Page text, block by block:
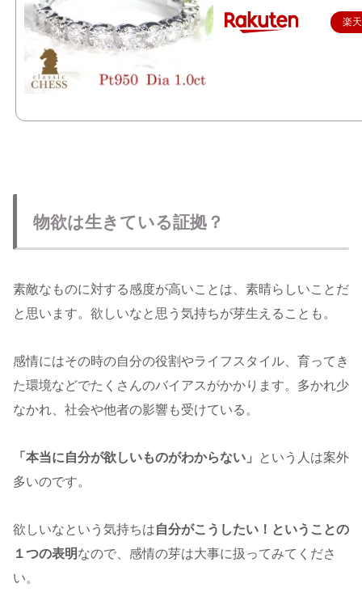
楽
物欲は生きている証拠？
素敵なものに対する感度が高いことは、素晴らしいことだ
と思います。欲しいなと思う気持ちが芽生えることも。
感情にはその時の自分の役割やライフスタイル、育ってき
た環境などでたくさんのバイアスがかかります。多かれ少
なかれ、社会や他者の影響も受けている。
「本当に自分が欲しいものがわからない」
という人は案外
多いのです。
欲しいなという気持ちは自分がこうしたい！ということの
１つの表明なので、感情の芽は大事に扱ってみてくださ
い。